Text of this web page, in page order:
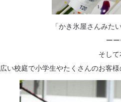
「かき氷屋さんみた
ー
そし
広い校庭で小学生やたくさんのお客